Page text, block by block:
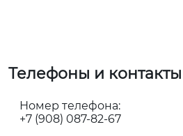
Телефоны и
Номер телефона:
+7 (908) 087-82-67